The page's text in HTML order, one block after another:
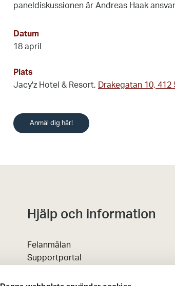
paneldiskussionen är Andreas Haak
Datum
18 april
Plats
Jacy'z Hotel & Resort,
Drakegatan 10,
Anmäl dig här!
Hjälp och information
Felanmälan
Supportportal
Kunskapsportal